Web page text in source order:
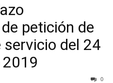
petición de
del 24
0